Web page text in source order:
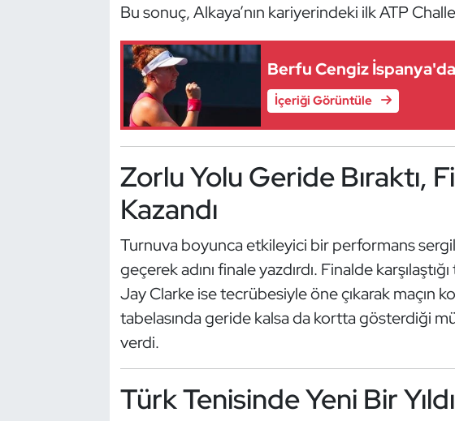
Bu sonuç, Alkaya’nın kariyerindeki ilk ATP
Berfu Cengiz İspanya'da
İçeriği Görüntüle
Zorlu Yolu Geride Bıraktı,
Kazandı
Turnuva boyunca etkileyici bir performans
geçerek adını finale yazdırdı. Finalde
Jay Clarke ise tecrübesiyle öne çıkarak maçın
tabelasında geride kalsa da kortta gösterdiği
verdi.
Türk Tenisinde Yeni Bir
Hava Sporları
İşitme Engelli Sporcular
Judo ve Kuraş